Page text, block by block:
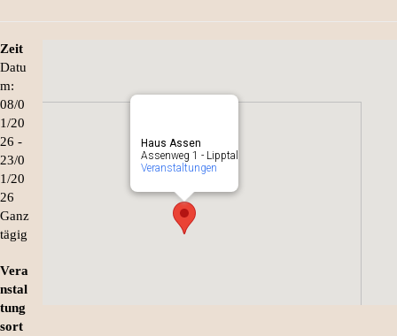
Haus Assen
Assenweg 1 - Lipptal
Veranstaltungen
Zeit
Datu
m:
08/0
1/20
26 -
23/0
1/20
26
Ganz
tägig
Vera
nstal
tung
sort